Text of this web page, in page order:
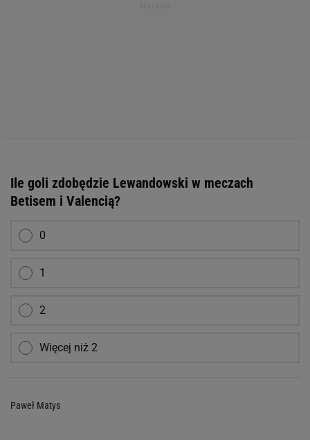
Ile goli zdobędzie Lewandowski w meczach
Betisem i Valencią?
0
1
2
Więcej niż 2
Paweł Matys